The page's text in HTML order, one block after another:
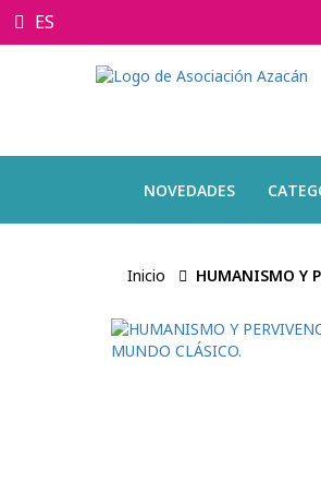
ES
NOVEDADES
Inicio HUMANISMO Y